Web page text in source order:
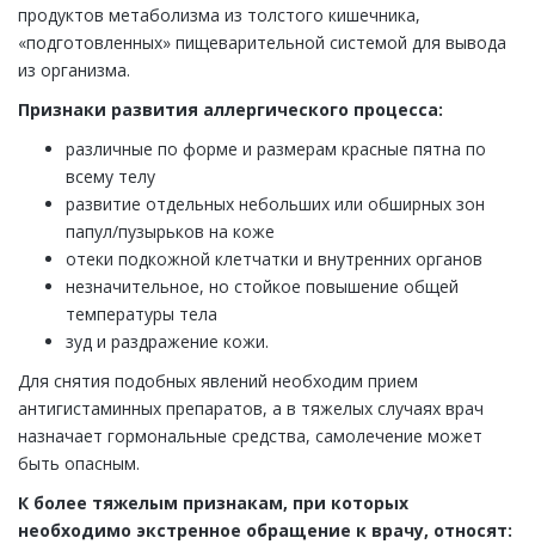
продуктов метаболизма из толстого кишечника,
«подготовленных» пищеварительной системой для вывода
из организма.
Признаки развития аллергического процесса:
различные по форме и размерам красные пятна по
всему телу
развитие отдельных небольших или обширных зон
папул/пузырьков на коже
отеки подкожной клетчатки и внутренних органов
незначительное, но стойкое повышение общей
температуры тела
зуд и раздражение кожи.
Для снятия подобных явлений необходим прием
антигистаминных препаратов, а в тяжелых случаях врач
назначает гормональные средства, самолечение может
быть опасным.
К более тяжелым признакам, при которых
необходимо экстренное обращение к врачу, относят: